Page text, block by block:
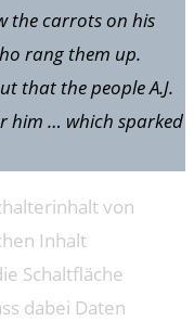
the carrots on his
rang them up.
that the people A.J.
him … which sparked
von
Inhalt
Schaltfläche
dabei Daten